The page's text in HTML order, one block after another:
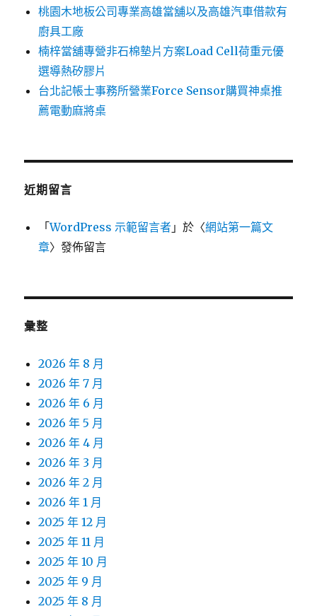
桃園木地板公司專業高雄當舖以及高雄汽車借款有
廚具工廠
楠梓當舖專營非石棉墊片方案Load Cell荷重元優
選導熱矽膠片
台北記帳士事務所營業Force Sensor購買神桌推
薦電動麻將桌
近期留言
「WordPress 示範留言者 」於〈網站第一篇文
章〉發佈留言
彙整
2026 年 8 月
2026 年 7 月
2026 年 6 月
2026 年 5 月
2026 年 4 月
2026 年 3 月
2026 年 2 月
2026 年 1 月
2025 年 12 月
2025 年 11 月
2025 年 10 月
2025 年 9 月
2025 年 8 月